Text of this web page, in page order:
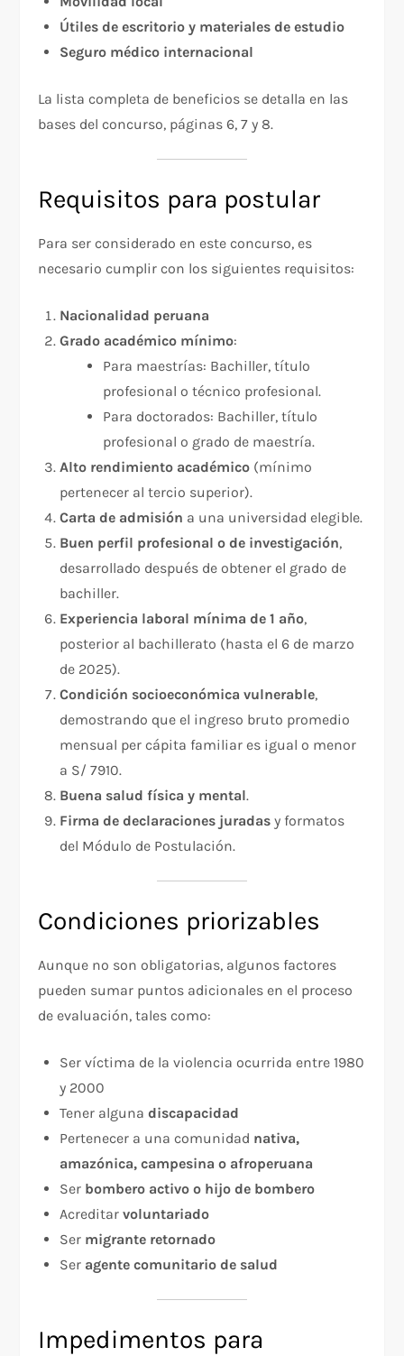
Útiles de escritorio y materiales de estudio
Seguro médico internacional
La lista completa de beneficios se detalla en las
bases del concurso, páginas 6, 7 y 8.
Requisitos para postular
Para ser considerado en este concurso, es
necesario cumplir con los siguientes requisitos:
Nacionalidad peruana
Grado académico mínimo:
Para maestrías: Bachiller, título
profesional o técnico profesional.
Para doctorados: Bachiller, título
profesional o grado de maestría.
Alto rendimiento académico (mínimo
pertenecer al tercio superior).
Carta de admisión a una universidad elegible.
Buen perfil profesional o de investigación,
desarrollado después de obtener el grado de
bachiller.
Experiencia laboral mínima de 1 año,
posterior al bachillerato (hasta el 6 de marzo
de 2025).
Condición socioeconómica vulnerable,
demostrando que el ingreso bruto promedio
mensual per cápita familiar es igual o menor
a S/ 7910.
Buena salud física y mental.
Firma de declaraciones juradas y formatos
del Módulo de Postulación.
Condiciones priorizables
Aunque no son obligatorias, algunos factores
pueden sumar puntos adicionales en el proceso
de evaluación, tales como:
Ser víctima de la violencia ocurrida entre 1980
y 2000
Tener algunadiscapacidad
Pertenecer a una comunidad nativa,
amazónica, campesina o afroperuana
Ser bombero activo o hijo de bombero
Acreditarvoluntariado
Ser migrante retornado
Ser agente comunitario de salud
Impedimentos para